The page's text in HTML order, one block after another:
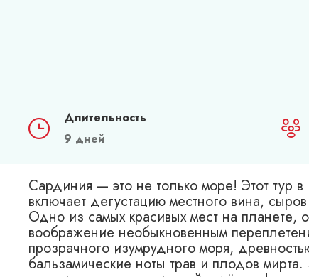
Длительность
9 дней
Сардиния — это не только море! Этот тур
включает дегустацию местного вина,
Одно из самых красивых мест на планете,
воображение необыкновенным
прозрачного изумрудного моря,
бальзамические ноты трав и плодов